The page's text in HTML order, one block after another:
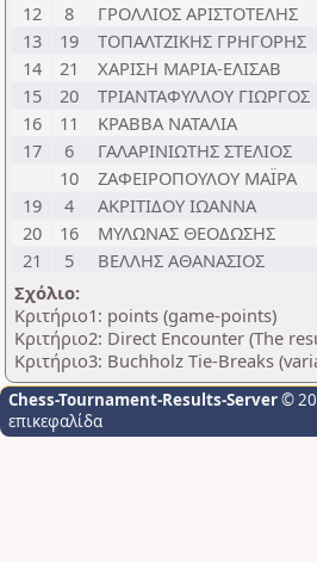
12
8 ΓΡΟΛΛΙΟΣ ΑΡΙΣΤΟΤΕΛΗΣ
13
19 ΤΟΠΑΛΤΖΙΚΗΣ ΓΡΗΓΟΡΗΣ
14
21 ΧΑΡΙΣΗ ΜΑΡΙΑ-ΕΛΙΣΑΒ
15
20 ΤΡΙΑΝΤΑΦΥΛΛΟΥ ΓΙΩΡΓΟΣ
16
11 ΚΡΑΒΒΑ ΝΑΤΑΛΙΑ
17
6 ΓΑΛΑΡΙΝΙΩΤΗΣ ΣΤΕΛΙΟΣ
10
ΖΑΦΕΙΡΟΠΟΥΛΟΥ ΜΑΪΡΑ
19
4 ΑΚΡΙΤΙΔΟΥ ΙΩΑΝΝΑ
20
16 ΜΥΛΩΝΑΣ ΘΕΟΔΩΣΗΣ
21
5 ΒΕΛΛΗΣ ΑΘΑΝΑΣΙΟΣ
Σχόλιο:
Κριτήριο1: points (game-points)
Κριτήριο2: Direct Encounter (The
Κριτήριο3: Buchholz Tie-Breaks
Chess-Tournament-Results-Server©
επικεφαλίδα